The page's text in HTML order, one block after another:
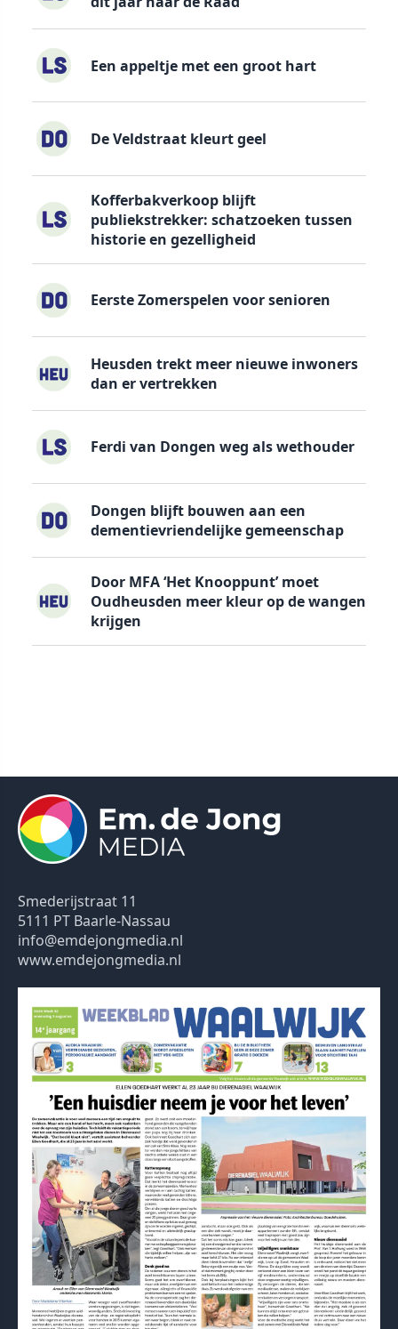
Een appeltje met een groot hart
De Veldstraat kleurt geel
Kofferbakverkoop blijft
publiekstrekker: schatzoeken tussen
historie en gezelligheid
Eerste Zomerspelen voor senioren
Heusden trekt meer nieuwe inwoners
dan er vertrekken
Ferdi van Dongen weg als wethouder
Dongen blijft bouwen aan een
dementievriendelijke gemeenschap
Door MFA ‘Het Knooppunt’ moet
Oudheusden meer kleur op de wangen
krijgen
Smederijstraat 11
5111 PT Baarle-Nassau
info@emdejongmedia.nl
www.emdejongmedia.nl